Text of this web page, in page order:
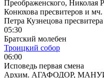
Преображенского, Николая
Конюхова пресвитеров и
Петра Кузнецова
05:30
Братский молебен
Троицкий собор
06:00
Исповедь первая смена
Архим. АГАФОДОР,